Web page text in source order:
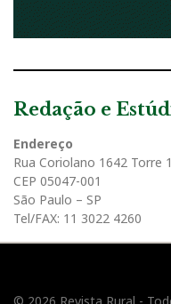
Redação e
Endereço
Rua Coriolano 1642 Torre
CEP 05047-001
São Paulo – SP
Tel/FAX: 11 3022 4260